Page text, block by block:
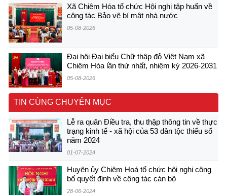
Xã Chiêm Hóa tổ chức Hội nghị tập huấn về
công tác Bảo vệ bí mật nhà nước
05-08-2026
Đại hội Đại biểu Chữ thập đỏ Việt Nam xã
Chiêm Hóa lần thứ nhất, nhiệm kỳ 2026-2031
05-08-2026
TIN CÙNG CHUYÊN MỤC
Lễ ra quân Điều tra, thu thập thông tin về thực
trạng kinh tế - xã hội của 53 dân tộc thiểu số
năm 2024
01-07-2024
Huyện ủy Chiêm Hoá tổ chức hội nghị công
bố quyết định về công tác cán bộ
28-06-2024